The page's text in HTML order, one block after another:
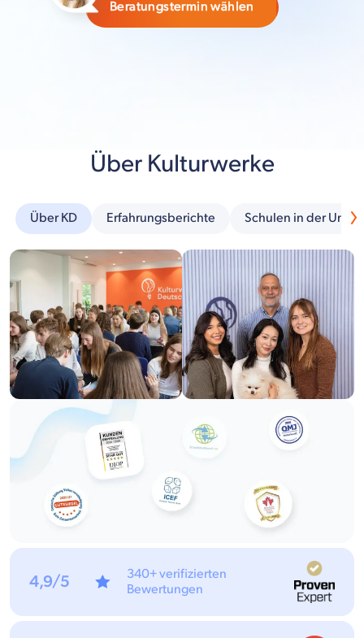
Beratungstermin wählen
Über Kulturwerke
Über KD Erfahrungsberichte Schulen in der
4,9/5
340+ verifizierten
Bewertungen